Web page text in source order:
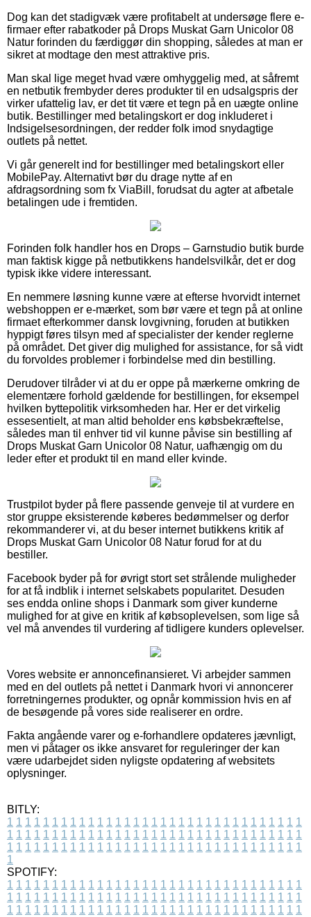
Dog kan det stadigvæk være profitabelt at undersøge flere e-
firmaer efter rabatkoder på Drops Muskat Garn Unicolor 08
Natur forinden du færdiggør din shopping, således at man er
sikret at modtage den mest attraktive pris.
Man skal lige meget hvad være omhyggelig med, at såfremt
en netbutik frembyder deres produkter til en udsalgspris der
virker ufattelig lav, er det tit være et tegn på en uægte online
butik. Bestillinger med betalingskort er dog inkluderet i
Indsigelsesordningen, der redder folk imod snydagtige
outlets på nettet.
Vi går generelt ind for bestillinger med betalingskort eller
MobilePay. Alternativt bør du drage nytte af en
afdragsordning som fx ViaBill, forudsat du agter at afbetale
betalingen ude i fremtiden.
Forinden folk handler hos en Drops – Garnstudio butik burde
man faktisk kigge på netbutikkens handelsvilkår, det er dog
typisk ikke videre interessant.
En nemmere løsning kunne være at efterse hvorvidt internet
webshoppen er e-mærket, som bør være et tegn på at online
firmaet efterkommer dansk lovgivning, foruden at butikken
hyppigt føres tilsyn med af specialister der kender reglerne
på området. Det giver dig mulighed for assistance, for så vidt
du forvoldes problemer i forbindelse med din bestilling.
Derudover tilråder vi at du er oppe på mærkerne omkring de
elementære forhold gældende for bestillingen, for eksempel
hvilken byttepolitik virksomheden har. Her er det virkelig
essesentielt, at man altid beholder ens købsbekræftelse,
således man til enhver tid vil kunne påvise sin bestilling af
Drops Muskat Garn Unicolor 08 Natur, uafhængig om du
leder efter et produkt til en mand eller kvinde.
Trustpilot byder på flere passende genveje til at vurdere en
stor gruppe eksisterende køberes bedømmelser og derfor
rekommanderer vi, at du beser internet butikkens kritik af
Drops Muskat Garn Unicolor 08 Natur forud for at du
bestiller.
Facebook byder på for øvrigt stort set strålende muligheder
for at få indblik i internet selskabets popularitet. Desuden
ses endda online shops i Danmark som giver kunderne
mulighed for at give en kritik af købsoplevelsen, som lige så
vel må anvendes til vurdering af tidligere kunders oplevelser.
Vores website er annoncefinansieret. Vi arbejder sammen
med en del outlets på nettet i Danmark hvori vi annoncerer
forretningernes produkter, og opnår kommission hvis en af
de besøgende på vores side realiserer en ordre.
Fakta angående varer og e-forhandlere opdateres jævnligt,
men vi påtager os ikke ansvaret for reguleringer der kan
være udarbejdet siden nyligste opdatering af websitets
oplysninger.
BITLY:
1 1 1 1 1 1 1 1 1 1 1 1 1 1 1 1 1 1 1 1 1 1 1 1 1 1 1 1 1 1 1 1 1
1 1 1 1 1 1 1 1 1 1 1 1 1 1 1 1 1 1 1 1 1 1 1 1 1 1 1 1 1 1 1 1 1
1 1 1 1 1 1 1 1 1 1 1 1 1 1 1 1 1 1 1 1 1 1 1 1 1 1 1 1 1 1 1 1 1
1
SPOTIFY:
1 1 1 1 1 1 1 1 1 1 1 1 1 1 1 1 1 1 1 1 1 1 1 1 1 1 1 1 1 1 1 1 1
1 1 1 1 1 1 1 1 1 1 1 1 1 1 1 1 1 1 1 1 1 1 1 1 1 1 1 1 1 1 1 1 1
1 1 1 1 1 1 1 1 1 1 1 1 1 1 1 1 1 1 1 1 1 1 1 1 1 1 1 1 1 1 1 1 1